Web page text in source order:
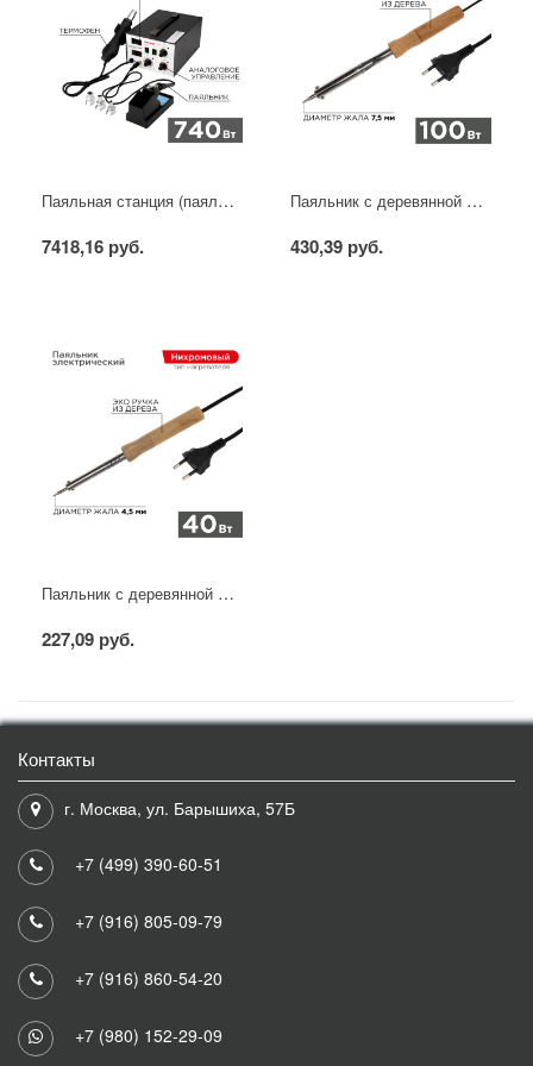
Паяльная станция (паяльник + фен), модель R852AD+, 100-500°C, LED дисплей REXANT
7418,16 руб.
Паяльник с деревянной ручкой, серия WOOD, 100Вт, 230В, блистер PROconnect
430,39 руб.
Паяльник с деревянной ручкой, серия WOOD, 40Вт, 230В, блистер PROconnect
227,09 руб.
Контакты
г. Москва, ул. Барышиха, 57Б
+7 (499) 390-60-51
+7 (916) 805-09-79
+7 (916) 860-54-20
+7 (980) 152-29-09